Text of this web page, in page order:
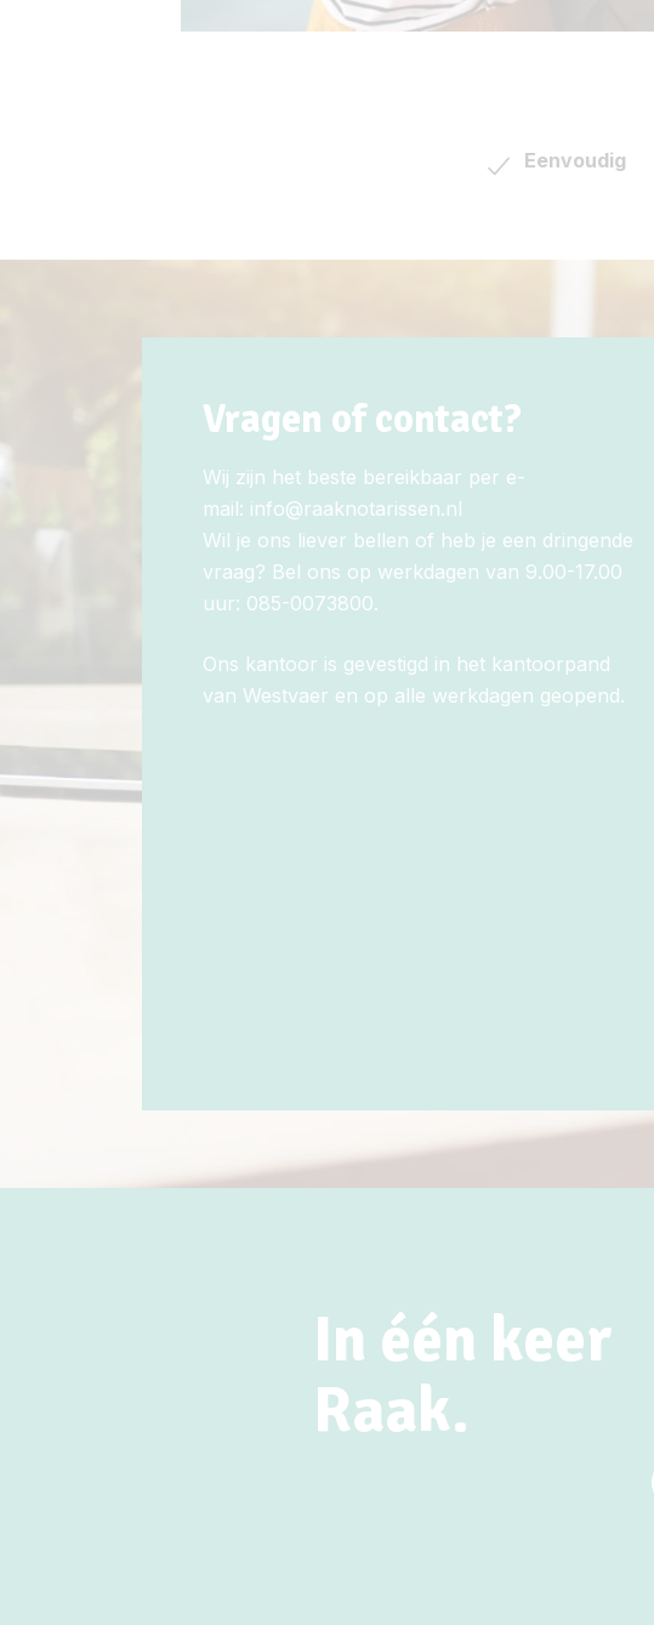
Eenvoudig
Vragen of contact?
Wij zijn het beste bereikbaar per e-
mail: info@raaknotarissen.nl
Wil je ons liever bellen of heb je een dringende
vraag? Bel ons op werkdagen van 9.00-17.00
uur: 085-0073800.
Ons kantoor is gevestigd in het kantoorpand
van Westvaer en op alle werkdagen geopend.
In één keer
Raak.